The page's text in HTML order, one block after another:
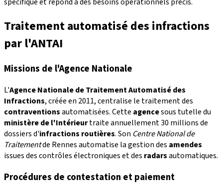
Traitement automatisé des infractions
par l'ANTAI
Missions de l'Agence Nationale
L'Agence Nationale de Traitement Automatisé des
Infractions, créée en 2011, centralise le traitement des
contraventionsautomatisées. Cette agencesous tutelle du
ministère de l'Intérieurtraite annuellement 30 millions de
dossiers d'infractions routières. Son Centre National de
Traitementde Rennes automatise la gestion des amendes
issues des contrôles électroniques et des radarsautomatiques.
Procédures de contestation et paiement